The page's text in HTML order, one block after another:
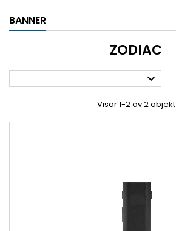
BANNER
ZODIAC

Visar 1-2 av 2 objekt